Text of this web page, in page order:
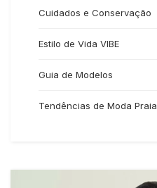
Cuidados e Conservação
Estilo de Vida VIBE
Guia de Modelos
Tendências de Moda Praia